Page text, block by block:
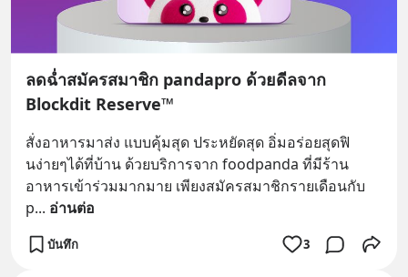
ลดฉ่ำสมัครสมาชิก pandapro ด้วยดีลจาก
Blockdit Reserve™
สั่งอาหารมาส่ง แบบคุ้มสุด ประหยัดสุด อิ่มอร่อยสุดฟิ
นง่ายๆได้ที่บ้าน ด้วยบริการจาก foodpanda ที่มีร้าน
อาหารเข้าร่วมมากมาย เพียงสมัครสมาชิกรายเดือนกับ
p... อ่านต่อ
บันทึก 3